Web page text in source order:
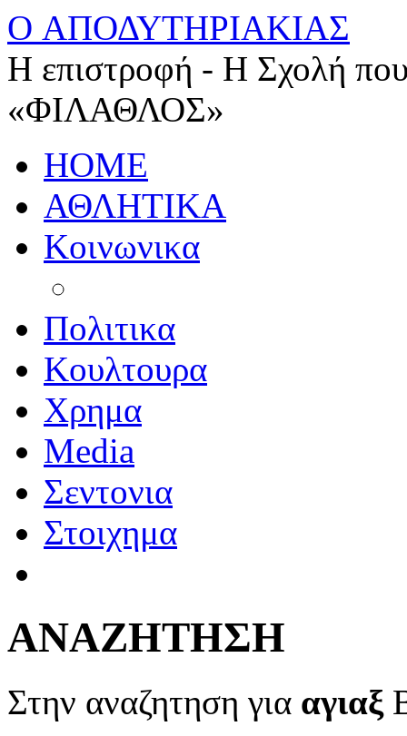
O ΑΠΟΔΥΤΗΡΙΑΚΙΑΣ
Η επιστροφή - Η Σχολή
«ΦΙΛΑΘΛΟΣ»
HOME
ΑΘΛΗΤΙΚΑ
Κοινωνικα
Πολιτικα
Κουλτουρα
Χρημα
Media
Σεντονια
Στοιχημα
ΑΝΑΖΗΤΗΣΗ
Στην αναζητηση για αγιαξ